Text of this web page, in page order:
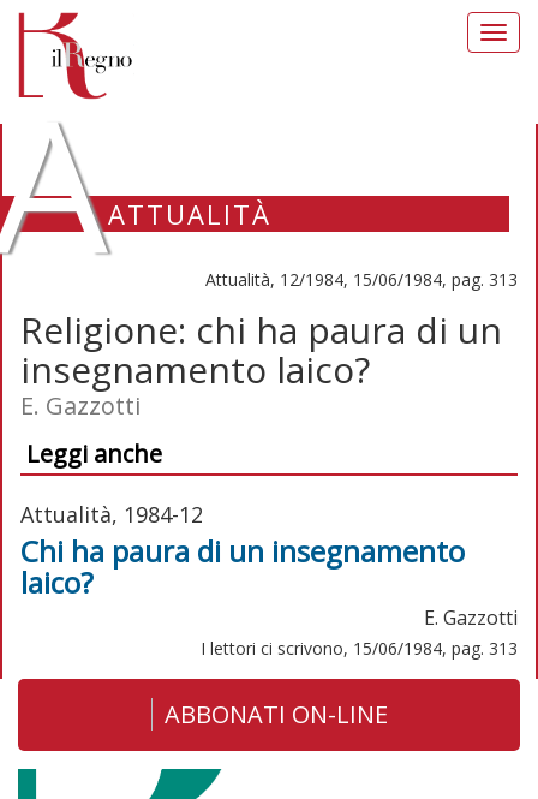
ATTUALITÀ
Attualità, 12/1984, 15/06/1984, pag. 313
Religione: chi ha paura di un
insegnamento laico?
E. Gazzotti
Leggi anche
Attualità, 1984-12
Chi ha paura di un insegnamento
laico?
E. Gazzotti
I lettori ci scrivono, 15/06/1984, pag. 313
ABBONATI ON-LINE